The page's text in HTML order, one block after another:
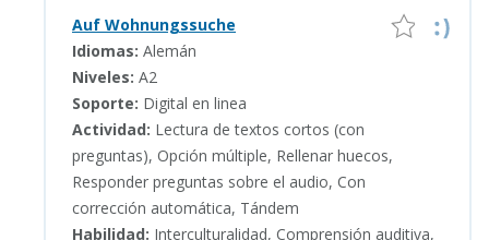
Auf Wohnungssuche
Idiomas: Alemán
Niveles: A2
Soporte: Digital en linea
Actividad: Lectura de textos cortos (con
preguntas), Opción múltiple, Rellenar huecos,
Responder preguntas sobre el audio, Con
corrección automática, Tándem
Habilidad: Interculturalidad, Comprensión auditiva,